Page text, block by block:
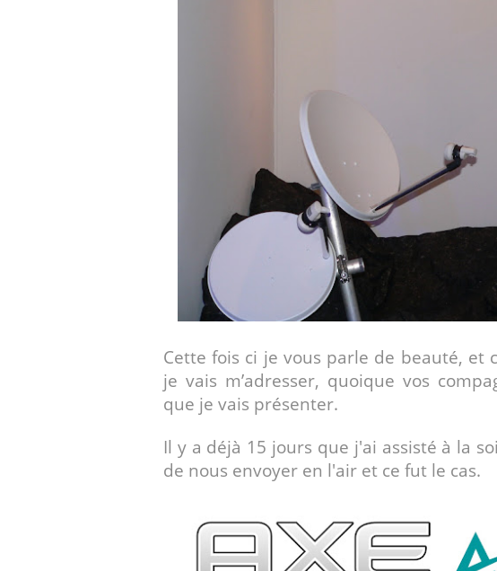
Cette fois ci je vous parle de beauté, et
je vais m’adresser, quoique vos
que je vais présenter.
Il y a déjà 15 jours que j'ai assisté à la
de nous envoyer en l'air et ce fut le cas.